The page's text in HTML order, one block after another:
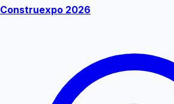
Construexpo 2026